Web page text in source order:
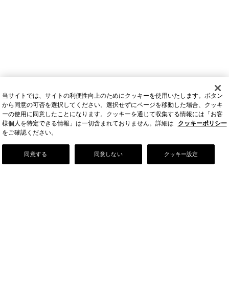
Our Story
当サイトでは、サイトの利便性向上のためにクッキーを使用いたします。ボタン
から同意の可否を選択してください。選択せずにページを移動した場合、クッキ
ーの使用に同意したことになります。クッキーを通じて収集する情報には「お客
様個人を特定できる情報」は一切含まれておりません。詳細は
クッキーポリシー
をご確認ください。
クッキー設定
同意しない
同意する